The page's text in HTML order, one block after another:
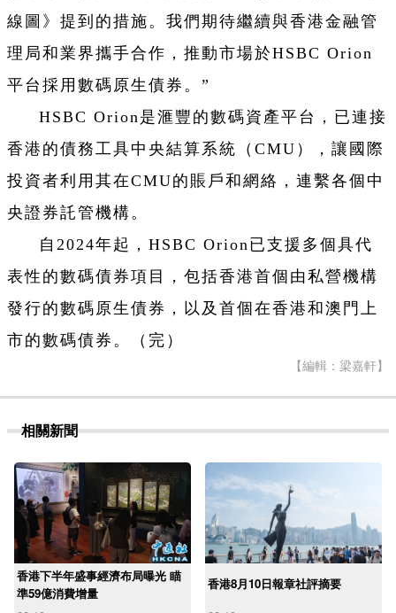
線圖》提到的措施。我們期待繼續與香港金融管
理局和業界攜手合作，推動市場於HSBC Orion
平台採用數碼原生債券。”
HSBC Orion是滙豐的數碼資產平台，已連接
香港的債務工具中央結算系統（CMU），讓國際
投資者利用其在CMU的賬戶和網絡，連繫各個中
央證券託管機構。
自2024年起，HSBC Orion已支援多個具代
表性的數碼債券項目，包括香港首個由私營機構
發行的數碼原生債券，以及首個在香港和澳門上
市的數碼債券。（完）
【編輯：梁嘉軒】
相關新聞
香港下半年盛事經濟布局曝光 瞄
準59億消費增量
香港8月10日報章社評摘要